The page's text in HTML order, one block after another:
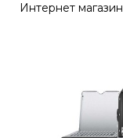
Интернет магазин